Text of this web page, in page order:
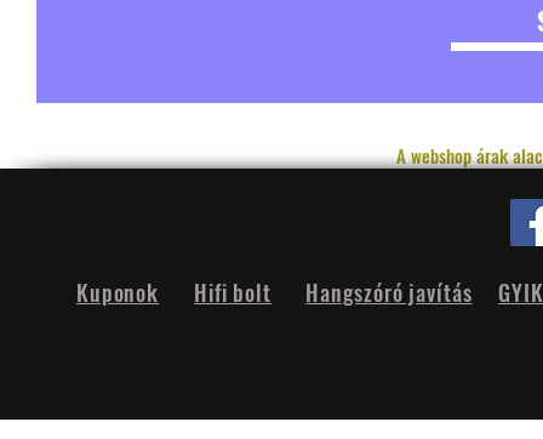
A webshop árak
Hifi bolt
Kuponok Hangszóró javítás GYIK